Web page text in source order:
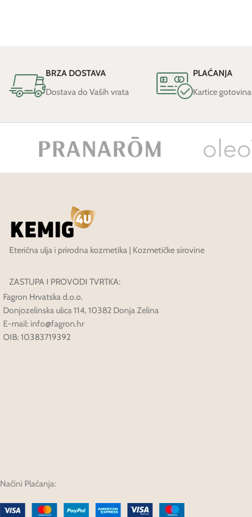
BRZA DOSTAVA
Dostava do Vaših vrata
PLAĆANJA
Kartice gotovina
Eterična ulja i prirodna kozmetika | Kozmetičke sirovine
ZASTUPA I PROVODI TVRTKA:
Fagron Hrvatska d.o.o.
Donjozelinska ulica 114, 10382 Donja Zelina
E-mail: info@fagron.hr
OIB: 10383719392
Načini Plaćanja: